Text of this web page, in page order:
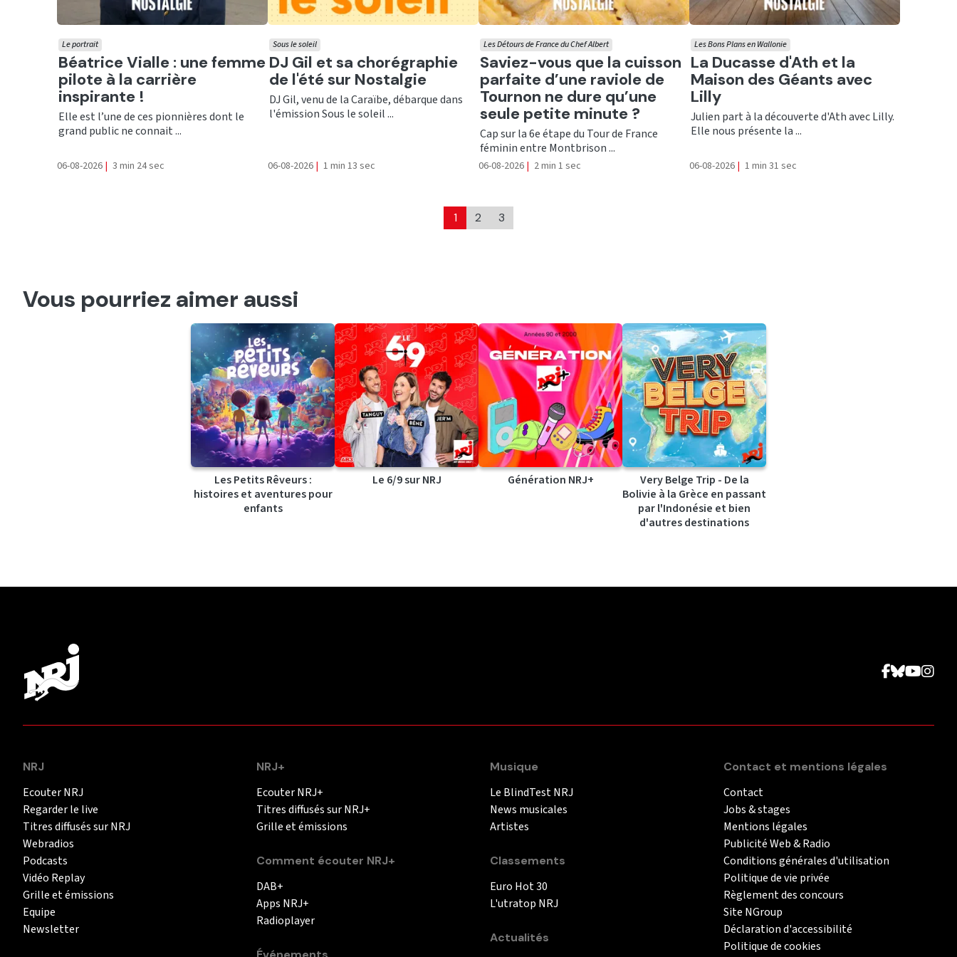
Ecouter
Béatrice Vialle : une femme
pilote à la carrière
inspirante !
Le portrait
Elle est l’une de ces pionnières dont le
grand public ne connait ...
06-08-2026 | 3 min 24 sec
Ecouter
DJ Gil et sa chorégraphie
de l'été sur Nostalgie
Sous le soleil
DJ Gil, venu de la Caraïbe, débarque dans
l'émission Sous le soleil ...
06-08-2026 | 1 min 13 sec
Ecouter
Saviez-vous que la cuisson
parfaite d’une raviole de
Tournon ne dure qu’une
seule petite minute ?
Les Détours de France du Chef Albert
Cap sur la 6e étape du Tour de France
féminin entre Montbrison ...
06-08-2026 | 2 min 1 sec
Ecouter
La Ducasse d'Ath et la
Maison des Géants avec
Lilly
Les Bons Plans en Wallonie
Julien part à la découverte d'Ath avec Lilly.
Elle nous présente la ...
06-08-2026 | 1 min 31 sec
1 2 3
Vous pourriez aimer aussi
Les Petits Rêveurs :
histoires et aventures pour
enfants
Le 6/9 sur NRJ Génération NRJ+
Very Belge Trip - De la
Bolivie à la Grèce en passant
par l'Indonésie et bien
d'autres destinations
NRJ
Ecouter NRJ
Regarder le live
Titres diffusés sur NRJ
Webradios
Podcasts
Vidéo Replay
Grille et émissions
Equipe
Newsletter
NRJ+
Ecouter NRJ+
Titres diffusés sur NRJ+
Grille et émissions
Comment écouter NRJ+
DAB+
Apps NRJ+
Radioplayer
Musique
Le BlindTest NRJ
News musicales
Artistes
Classements
Euro Hot 30
L'utratop NRJ
Actualités
Contact et mentions légales
Contact
Jobs & stages
Mentions légales
Publicité Web & Radio
Conditions générales d'utilisation
Politique de vie privée
Règlement des concours
Site NGroup
Déclaration d'accessibilité
Politique de cookies